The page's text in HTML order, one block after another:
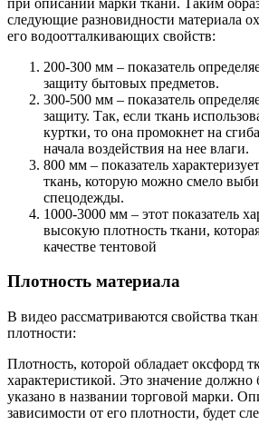
следующие разновидности материала
его водоотталкивающих свойств:
200-300 мм – показатель
защиту бытовых предметов.
300-500 мм – показатель
защиту. Так, если ткань
куртки, то она промокнет на
начала воздействия на нее влаги.
800 мм – показатель
ткань, которую можно смело
спецодежды.
1000-3000 мм – этот показатель
высокую плотность ткани,
качестве тентовой
Плотность материала
В видео рассматриваются свойства
плотности:
Плотность, которой обладает оксфорд
характеристикой. Это значение должно
указано в названии торговой марки.
зависимости от его плотности, будет